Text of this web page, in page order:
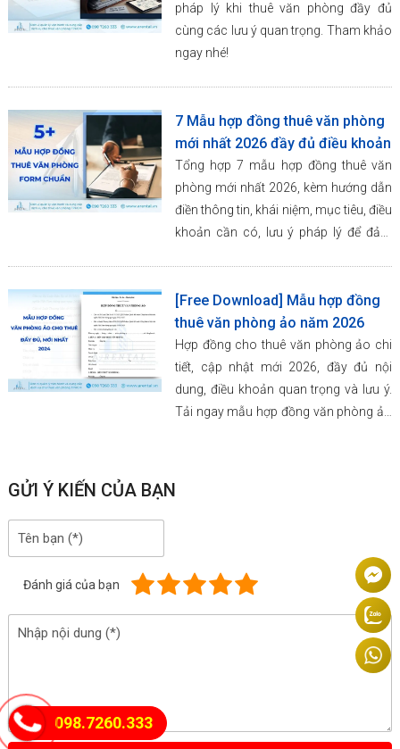
pháp lý khi thuê văn phòng đầy đủ
cùng các lưu ý quan trọng. Tham khảo
ngay nhé!
7 Mẫu hợp đồng thuê văn phòng
mới nhất 2026 đầy đủ điều khoản
Tổng hợp 7 mẫu hợp đồng thuê văn
phòng mới nhất 2026, kèm hướng dẫn
điền thông tin, khái niệm, mục tiêu, điều
khoản cần có, lưu ý pháp lý để đảm
[Free Download] Mẫu hợp đồng
thuê văn phòng ảo năm 2026
Hợp đồng cho thuê văn phòng ảo chi
tiết, cập nhật mới 2026, đầy đủ nội
dung, điều khoản quan trọng và lưu ý.
Tải ngay mẫu hợp đồng văn phòng ảo
GỬI Ý KIẾN CỦA BẠN
Đánh giá của bạn
098.7260.333